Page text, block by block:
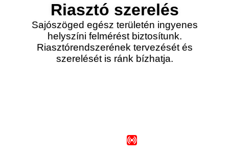
Riasztó szerelés
Sajószöged egész területén ingyenes
helyszíni felmérést biztosítunk.
Riasztórendszerének tervezését és
szerelését is ránk bízhatja.